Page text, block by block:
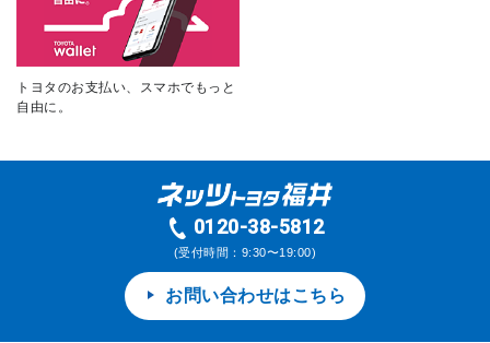
トヨタのお支払い、スマホでもっと
自由に。
0120-38-5812
(受付時間：9:30〜19:00)
お問い合わせはこちら